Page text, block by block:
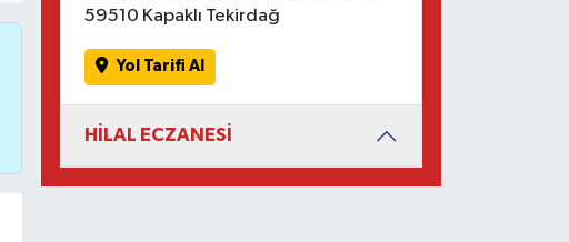
59510 Kapaklı Tekirdağ
Yol Tarifi Al
HİLAL ECZANESİ